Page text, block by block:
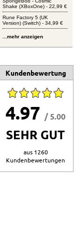
Shake (XBoxOne) - 22,99 €
Rune Factory 5 (UK
Version) (Switch) - 34,99 €
...mehr anzeigen
Kundenbewertung
4.97 / 5.00
SEHR GUT
aus 1260
Kundenbewertungen